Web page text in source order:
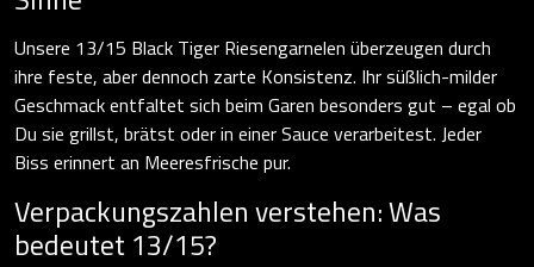
Unsere 13/15 Black Tiger Riesengarnelen überzeugen durch
ihre feste, aber dennoch zarte Konsistenz. Ihr süßlich-milder
Geschmack entfaltet sich beim Garen besonders gut – egal ob
Du sie grillst, brätst oder in einer Sauce verarbeitest. Jeder
Biss erinnert an Meeresfrische pur.
Verpackungszahlen verstehen: Was
bedeutet 13/15?